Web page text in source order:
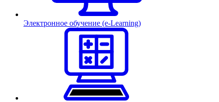
Электронное обучение (e-Learning)